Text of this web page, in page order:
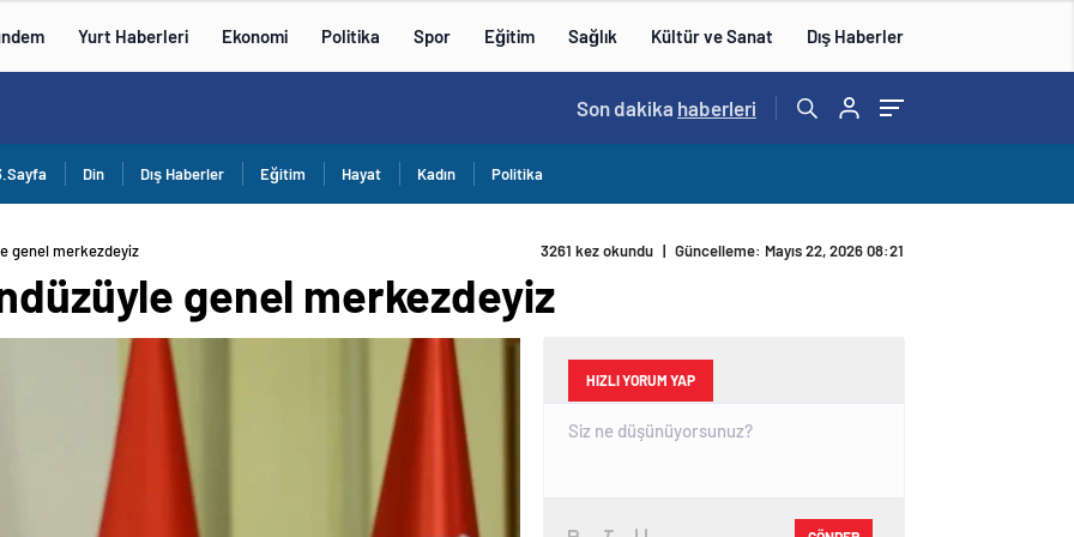
Yurt Haberleri Ekonomi Politika Spor Eğitim Sağlık Kültür ve Sanat Dış Haberler
Son dakika haberleri
Din Dış Haberler Eğitim Hayat Kadın Politika
genel merkezdeyiz 3261 kez okundu | Güncelleme: Mayıs 22, 2026 08:21
genel merkezdeyiz
HIZLI YORUM YAP